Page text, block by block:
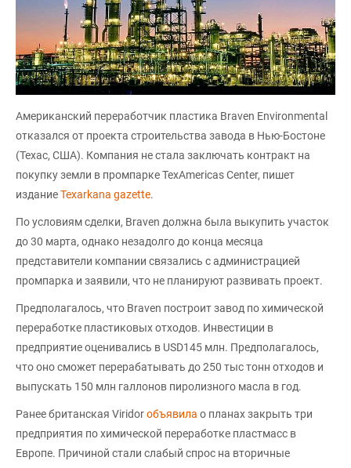
Американский переработчик пластика Braven Environmental
отказался от проекта строительства завода в Нью-Бостоне
(Техас, США). Компания не стала заключать контракт на
покупку земли в промпарке TexAmericas Center, пишет
изданиеTexarkana gazette.
По условиям сделки, Braven должна была выкупить участок
до 30 марта, однако незадолго до конца месяца
представители компании связались с администрацией
промпарка и заявили, что не планируют развивать проект.
Предполагалось, что Braven построит завод по химической
переработке пластиковых отходов. Инвестиции в
предприятие оценивались в USD145 млн. Предполагалось,
что оно сможет перерабатывать до 250 тыс тонн отходов и
выпускать 150 млн галлонов пиролизного масла в год.
Ранее британская Viridorобъявила о планах закрыть три
предприятия по химической переработке пластмасс в
Европе. Причиной стали слабый спрос на вторичные